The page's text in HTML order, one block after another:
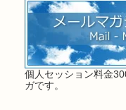
個人セッション料金
ガです。